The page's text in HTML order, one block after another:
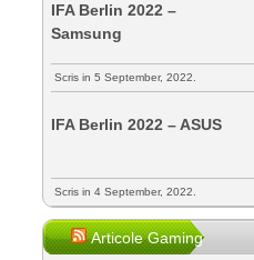
IFA Berlin 2022 –
Samsung
Scris in 5 September, 2022.
IFA Berlin 2022 – ASUS
Scris in 4 September, 2022.
Articole Gaming